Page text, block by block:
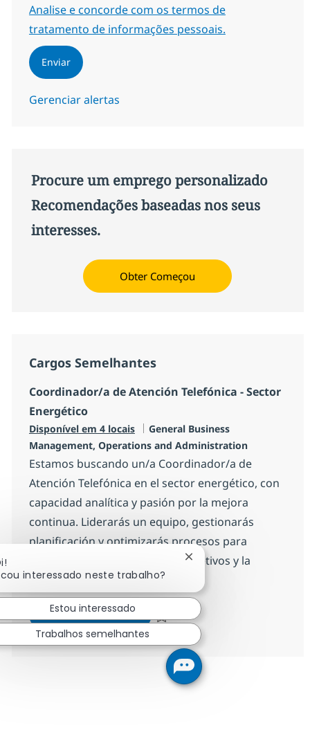
Required
Analise e concorde com os termos de
tratamento de informações pessoais.
Enviar
Gerenciar alertas
Procure um emprego personalizado
Recomendações baseadas nos seus
interesses.
Obter Começou
Cargos Semelhantes
Coordinador/a de Atención Telefónica - Sector
Energético
Disponível em 4 locais Categoria
General Business
Management, Operations and Administration
Estamos buscando un/a Coordinador/a de
Atención Telefónica en el sector energético, con
capacidad analítica y pasión por la mejora
continua. Liderarás un equipo, gestionarás
planificación y optimizarás procesos para
asegurar el cumplimiento de objetivos y la
satisfacción del cliente.
Inscreva-se agora Coordinador/a de Atención
Salvar Coordinador/a de Atención
interessado neste trabalho?
Fechar notificação de
Estou interessado
Trabalhos semelhantes